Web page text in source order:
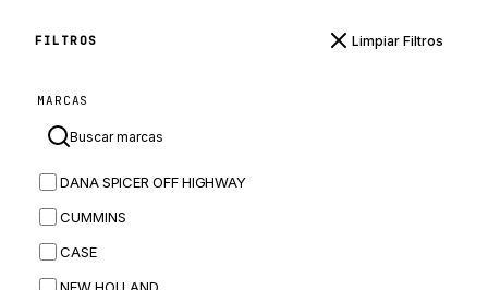
FILTROS Limpiar Filtros
MARCAS
DANA SPICER OFF HIGHWAY
CUMMINS
CASE